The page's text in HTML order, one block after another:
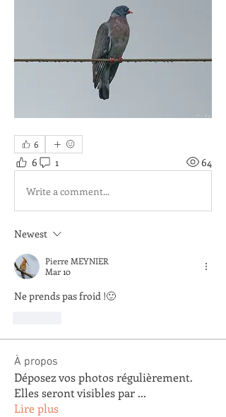
6
6 1 64
Write a comment...
Newest
Pierre MEYNIER
Mar 10
Ne prends pas froid !🙂
À propos
Déposez vos photos régulièrement.
Elles seront visibles par ...
Lire plus